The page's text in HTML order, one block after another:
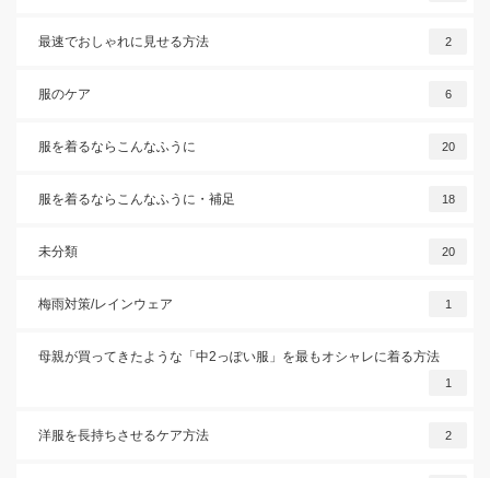
最速でおしゃれに見せる方法 2
服のケア 6
服を着るならこんなふうに 20
服を着るならこんなふうに・補足 18
未分類 20
梅雨対策/レインウェア 1
母親が買ってきたような「中2っぽい服」を最もオシャレに着る方法
1
洋服を長持ちさせるケア方法 2